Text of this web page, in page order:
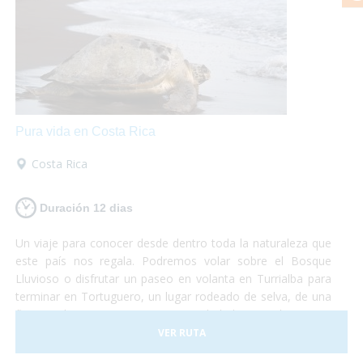
Pura vida en Costa Rica
Costa Rica
Duración 12 dias
Un viaje para conocer desde dentro toda la naturaleza que
este país nos regala. Podremos volar sobre el Bosque
Lluvioso o disfrutar un paseo en volanta en Turrialba para
terminar en Tortuguero, un lugar rodeado de selva, de una
flora exuberante y una gran cantidad de animales como
monos, perezosos, tapires, entre otros. Terminaremos
nuestro viaje disfrutando del clima de las playas de caribe
VER RUTA